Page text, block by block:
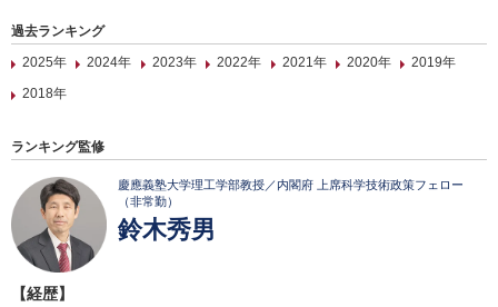
過去ランキング
2025年
2024年 2023年 2022年 2021年 2020年
2019年
2018年
ランキング監修
慶應義塾大学理工学部教授／内閣府 上席科学技術政策フェロー
（非常勤）
鈴木秀男
【経歴】